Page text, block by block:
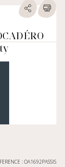
: OA1692PASSIS